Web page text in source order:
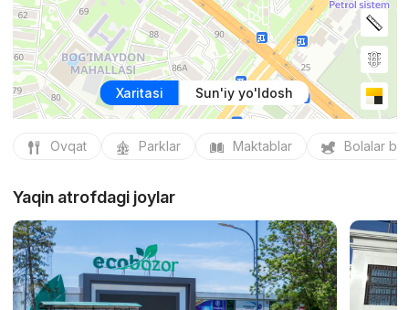
Xaritasi Sun'iy yo'ldosh
Ovqat Parklar Maktablar Bolalar
Yaqin atrofdagi joylar